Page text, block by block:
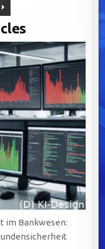
(BPM)
im Bankwesen: